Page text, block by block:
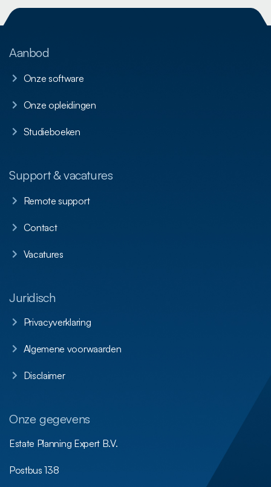
Aanbod
Onze software
Onze opleidingen
Studieboeken
Support & vacatures
Remote support
Contact
Vacatures
Juridisch
Privacyverklaring
Algemene voorwaarden
Disclaimer
Onze gegevens
Estate Planning Expert B.V.
Postbus 138